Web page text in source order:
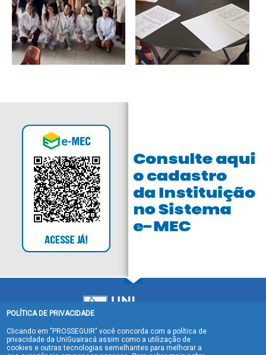
POLÍTICA DE PRIVACIDADE
Clicando em "PROSSEGUIR" você concorda com a política de
privacidade da UniGuairacá assim como a utilização de
cookies e outras tecnologias semelhantes para melhorar a